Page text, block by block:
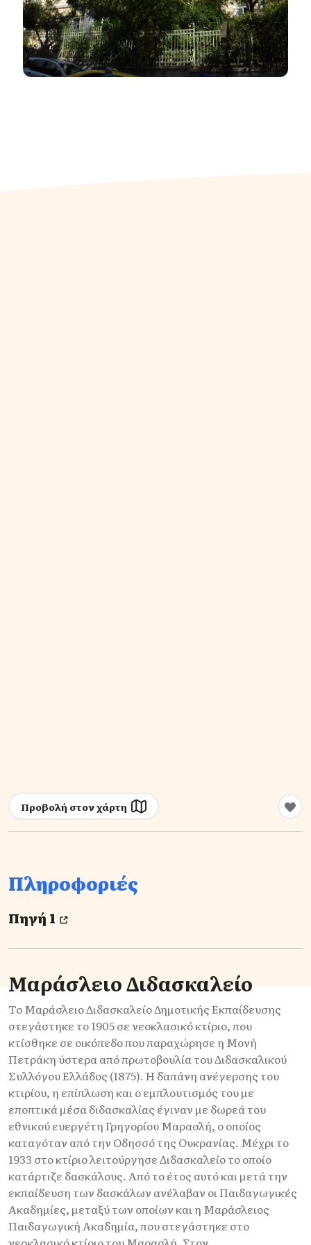
Προβολή στον χάρτη
Πληροφοριές
Πηγή 1
Μαράσλειο Διδασκαλείο
Το Μαράσλειο Διδασκαλείο Δημοτικής Εκπαίδευσης
στεγάστηκε το 1905 σε νεοκλασικό κτίριο, που
κτίσθηκε σε οικόπεδο που παραχώρησε η Μονή
Πετράκη ύστερα από πρωτοβουλία του Διδασκαλικού
Συλλόγου Ελλάδος (1875). Η δαπάνη ανέγερσης του
κτιρίου, η επίπλωση και ο εμπλουτισμός του με
εποπτικά μέσα διδασκαλίας έγιναν με δωρεά του
εθνικού ευεργέτη Γρηγορίου Μαρασλή, ο οποίος
καταγόταν από την Οδησσό της Ουκρανίας. Μέχρι το
1933 στο κτίριο λειτούργησε Διδασκαλείο το οποίο
κατάρτιζε δασκάλους. Από το έτος αυτό και μετά την
εκπαίδευση των δασκάλων ανέλαβαν οι Παιδαγωγικές
Ακαδημίες, μεταξύ των οποίων και η Μαράσλειος
Παιδαγωγική Ακαδημία, που στεγάστηκε στο